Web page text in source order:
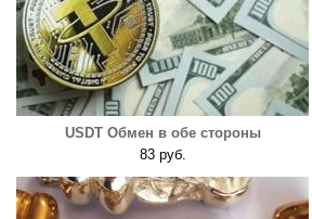
USDT Обмен в обе стороны
83 руб.